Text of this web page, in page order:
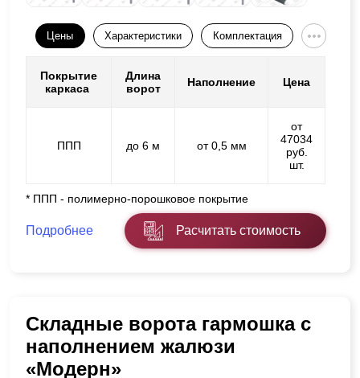
Цены Характеристики Комплектация
Покрытие
каркаса
Длина
ворот
Наполнение Цена
ППП до 6 м от 0,5 мм
от
47034
руб.
шт.
* ППП - полимерно-порошковое покрытие
Подробнее Расчитать стоимость
Складные ворота гармошка с
наполнением жалюзи
«Модерн»